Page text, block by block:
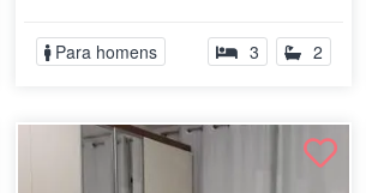
GÁS DE COZINHA, ROUPAS DE...
Para homens 3 2